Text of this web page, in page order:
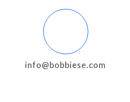
info@bobbiese.com